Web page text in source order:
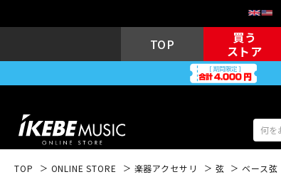
TOP
買う
ストア
TOP ONLINE STORE 楽器アクセサリ 弦 ベース弦